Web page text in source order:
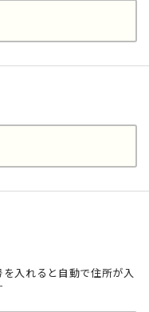
入れると自動で住所が入